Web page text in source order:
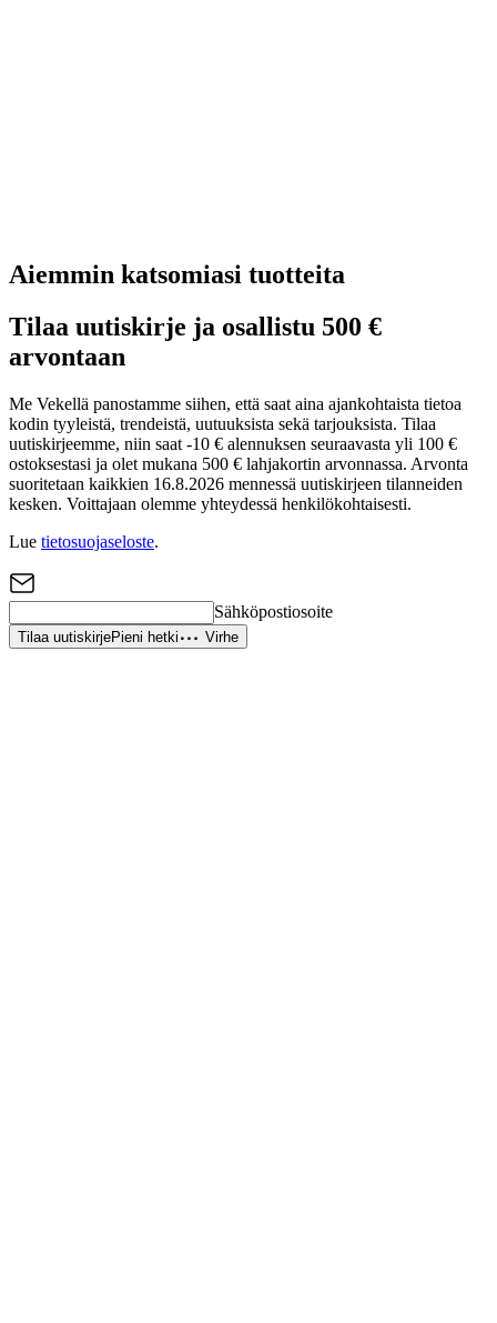
Aiemmin katsomiasi tuotteita
Tilaa uutiskirje ja osallistu 500 €
arvontaan
Me Vekellä panostamme siihen, että saat aina ajankohtaista tietoa
kodin tyyleistä, trendeistä, uutuuksista sekä tarjouksista. Tilaa
uutiskirjeemme, niin saat -10 € alennuksen seuraavasta yli 100 €
ostoksestasi ja olet mukana 500 € lahjakortin arvonnassa. Arvonta
suoritetaan kaikkien 16.8.2026 mennessä uutiskirjeen tilanneiden
kesken. Voittajaan olemme yhteydessä henkilökohtaisesti.
Lue tietosuojaseloste.
Sähköpostiosoite
Tilaa uutiskirjePieni hetki Virhe